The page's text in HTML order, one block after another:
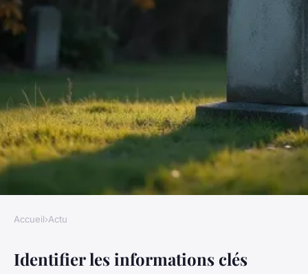
Des idées de décoration pour
Accueil›Actu
Identifier les informations clés